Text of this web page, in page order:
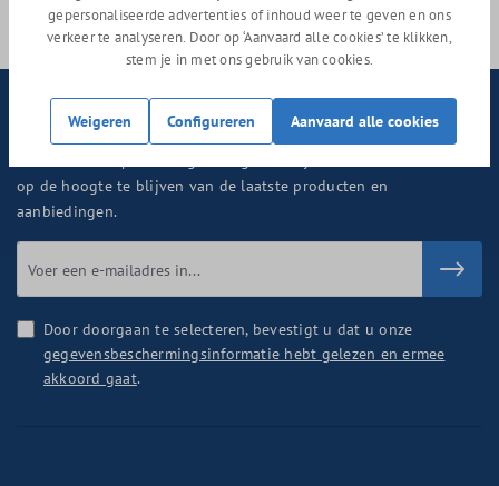
Nieuwsbrief
op de hoogte te blijven van de laatste producten en
aanbiedingen.
Door doorgaan te selecteren, bevestigt u dat u onze
gegevensbeschermingsinformatie hebt gelezen en ermee
akkoord gaat.
gepersonaliseerde advertenties of inhoud weer te geven en ons
verkeer te analyseren. Door op ‘Aanvaard alle cookies’ te klikken,
stem je in met ons gebruik van cookies.
Weigeren Configureren Aanvaard alle cookies